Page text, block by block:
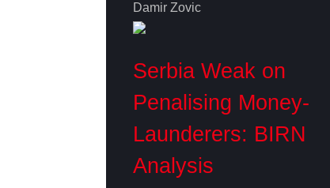
Damir Zovic
Serbia Weak on
Penalising Money-
Launderers: BIRN
Analysis